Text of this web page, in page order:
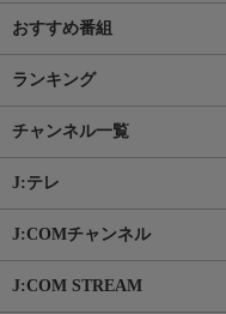
おすすめ番組
ランキング
チャンネル一覧
J:テレ
J:COMチャンネル
J:COM STREAM